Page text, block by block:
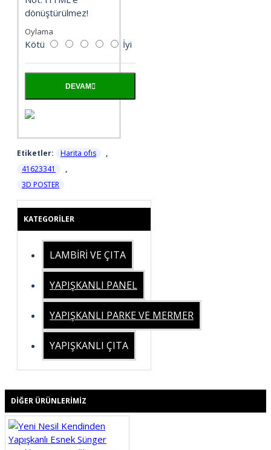
dönüştürülmez!
Oylama
Kötü İyi
DEVAM
Etiketler: Harita ofıs
,
41623341
,
3D POSTER
KATEGORILER
LAMBİRİ VE ÇITA
YAPIŞKANLI PANEL
YAPIŞKANLI PARKE VE MERMER
YAPIŞKANLI ÇITA
DIĞER ÜRÜNLERIMIZ